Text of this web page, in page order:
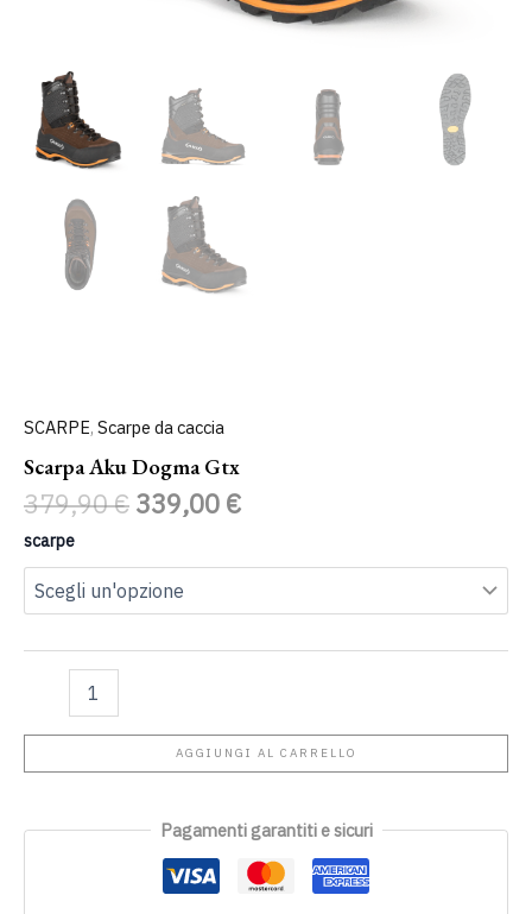
SCARPE, Scarpe da caccia
Scarpa Aku Dogma Gtx
379,90€ 339,00 €
scarpe
AGGIUNGI AL CARRELLO
Pagamenti garantiti e sicuri